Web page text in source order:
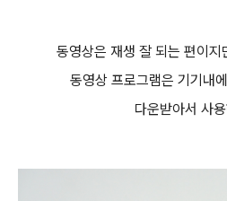
동영상은 재생 잘 되는 편이
동영상 프로그램은 기기내
다운받아서 사